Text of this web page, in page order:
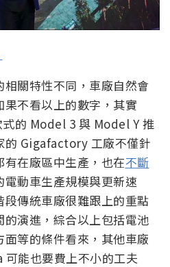
關特性不同，車廠自然會
不看以上的數字，其實
的 Model 3 與 Model Y 推
的 Gigafactory 工廠不僅針
在廠區中生產，也在不斷
電動車生產規模與更新速
傳統車廠很難跟上的重點
演進，綜合以上包括電池
等的條件看來，其他車廠
能也要費上不小的工夫